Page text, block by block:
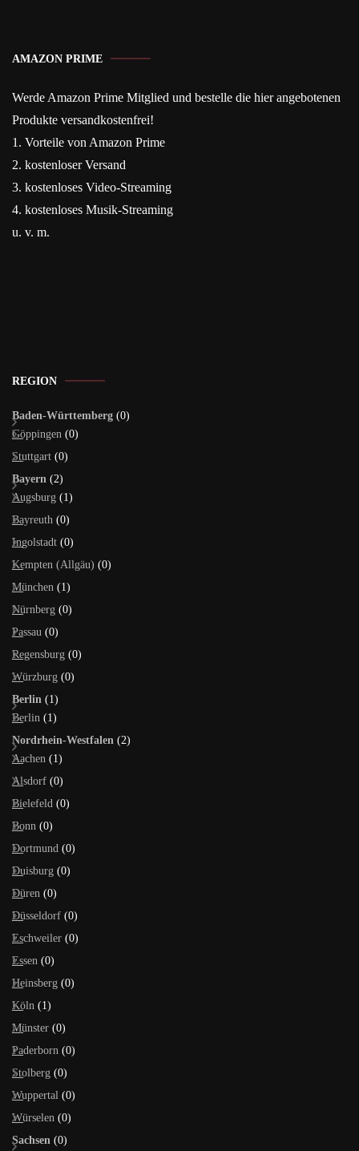
AMAZON PRIME
Werde Amazon Prime Mitglied und bestelle die hier angebotenen
Produkte versandkostenfrei!
1. Vorteile von Amazon Prime
2. kostenloser Versand
3. kostenloses Video-Streaming
4. kostenloses Musik-Streaming
u. v. m.
REGION
Baden-Württemberg (0)
Göppingen (0)
Stuttgart (0)
Bayern (2)
Augsburg (1)
Bayreuth (0)
Ingolstadt (0)
Kempten (Allgäu) (0)
München (1)
Nürnberg (0)
Passau (0)
Regensburg (0)
Würzburg (0)
Berlin (1)
Berlin (1)
Nordrhein-Westfalen (2)
Aachen (1)
Alsdorf (0)
Bielefeld (0)
Bonn (0)
Dortmund (0)
Duisburg (0)
Düren (0)
Düsseldorf (0)
Eschweiler (0)
Essen (0)
Heinsberg (0)
Köln (1)
Münster (0)
Paderborn (0)
Stolberg (0)
Wuppertal (0)
Würselen (0)
Sachsen (0)